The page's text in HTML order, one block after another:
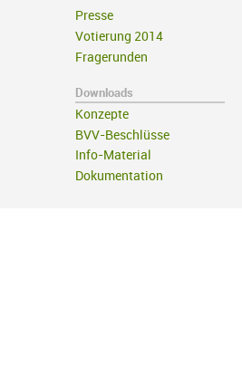
Presse
Votierung 2014
Fragerunden
Downloads
Konzepte
BVV-Beschlüsse
Info-Material
Dokumentation